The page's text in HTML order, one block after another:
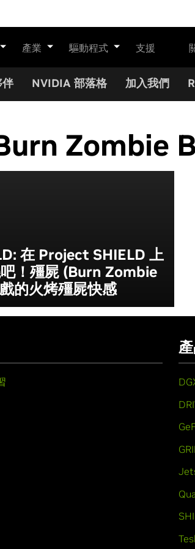
產業 驅動程式 支援
NVIDIA 部落格 加入我們
Zombie
在 Project SHIELD 上
！殭屍 (Burn Zombie
的火烤殭屍快感